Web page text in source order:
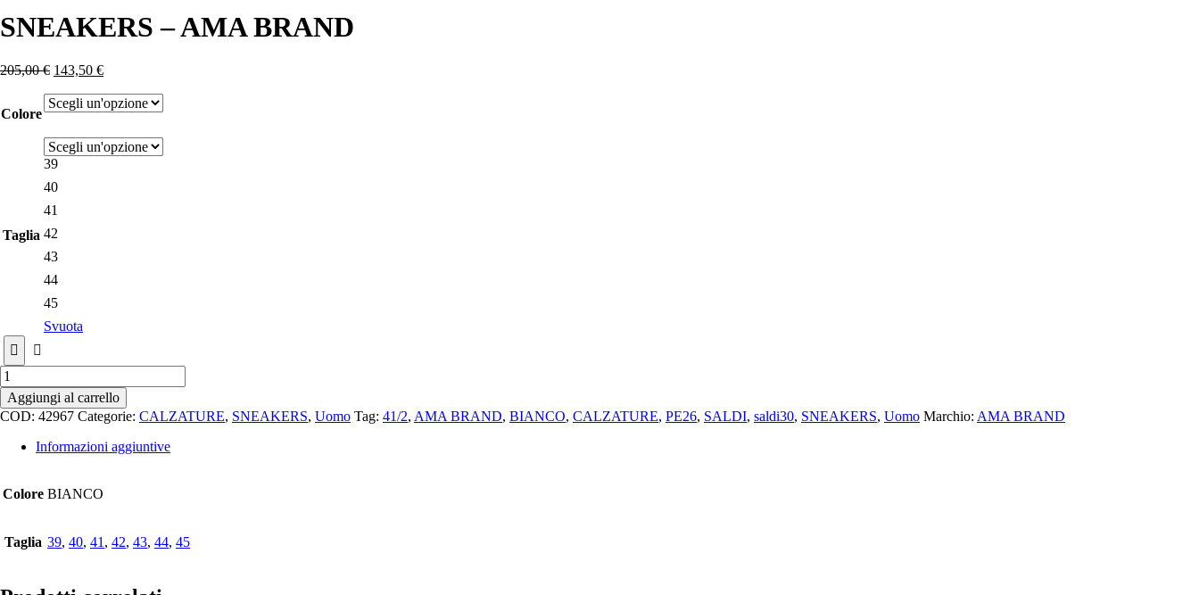
SNEAKERS – AMA BRAND
205,00€ 143,50 €
Colore
Taglia
39
40
41
42
43
44
45
Svuota
SNEAKERS
-
AMA
BRAND
Aggiungi al carrello
COD: 42967 Categorie: CALZATURE, SNEAKERS, Uomo Tag: 41/2, AMA BRAND, BIANCO, CALZATURE, PE26, SALDI, saldi30, SNEAKERS, Uomo Marchio: AMA BRAND
Informazioni aggiuntive
Colore BIANCO
Taglia 39, 40, 41 , 42, 43, 44, 45